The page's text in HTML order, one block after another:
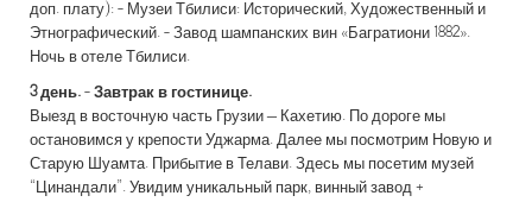
доп. плату): - Музеи Тбилиси: Исторический, Художественный и
Этнографический. - Завод шампанских вин «Багратиони 1882».
Ночь в отеле Тбилиси.
3 день. - Завтрак в гостинице.
Выезд в восточную часть Грузии – Кахетию. По дороге мы
остановимся у крепости Уджарма. Далее мы посмотрим Новую и
Старую Шуамта. Прибытие в Телави. Здесь мы посетим музей
“Цинандали”. Увидим уникальный парк, винный завод +